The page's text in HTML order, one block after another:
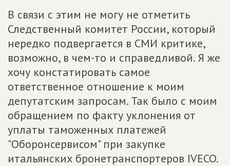
В связи с этим не могу не отметить
Следственный комитет России, который
нередко подвергается в СМИ критике,
возможно, в чем-то и справедливой. Я же
хочу констатировать самое
ответственное отношение к моим
депутатским запросам. Так было с моим
обращением по факту уклонения от
уплаты таможенных платежей
"Оборонсервисом" при закупке
итальянских броне­транспортеров IVECO.